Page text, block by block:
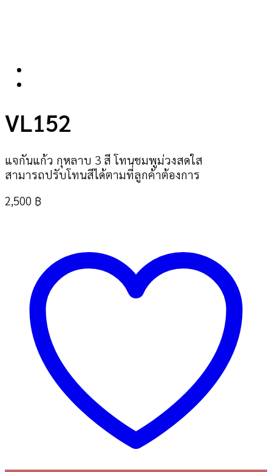
VL152
แจกันแก้ว กุหลาบ 3 สี โทนชมพูม่วงสดใส
สามารถปรับโทนสีได้ตามที่ลูกค้าต้องการ
2,500 ฿